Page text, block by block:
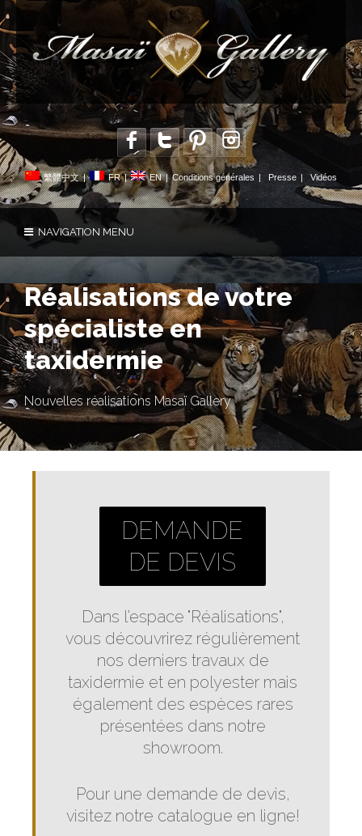
繁體中文 | FR | EN | Conditions générales Presse Vidéos
NAVIGATION MENU
Réalisations de votre
spécialiste en
taxidermie
Nouvelles réalisations Masaï Gallery
DEMANDE
DE DEVIS
Dans l'espace "Réalisations",
vous découvrirez régulièrement
nos derniers travaux de
taxidermie et en polyester mais
également des espèces rares
présentées dans notre
showroom.
Pour une demande de devis,
visitez notre catalogue en ligne!